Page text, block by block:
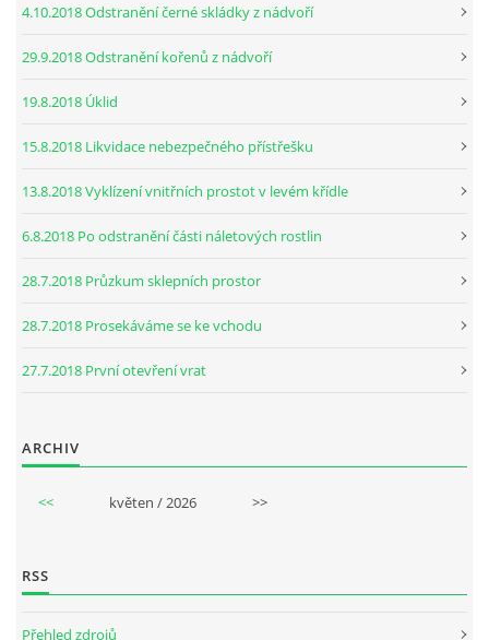
4.10.2018 Odstranění černé skládky z nádvoří
29.9.2018 Odstranění kořenů z nádvoří
19.8.2018 Úklid
15.8.2018 Likvidace nebezpečného přístřešku
13.8.2018 Vyklízení vnitřních prostot v levém křídle
6.8.2018 Po odstranění části náletových rostlin
28.7.2018 Průzkum sklepních prostor
28.7.2018 Prosekáváme se ke vchodu
27.7.2018 První otevření vrat
ARCHIV
<< květen / 2026 >>
RSS
Přehled zdrojů